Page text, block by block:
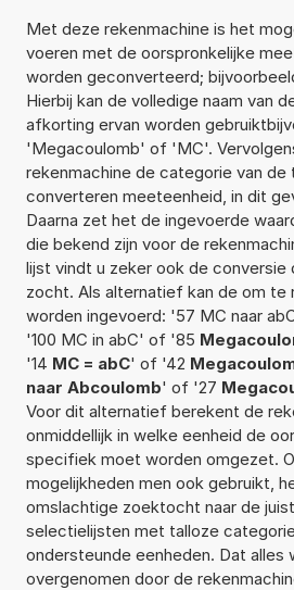
Met deze rekenmachine is het
voeren met de oorspronkelijke
worden geconverteerd;
Hierbij kan de volledige naam van
afkorting ervan worden
'Megacoulomb' of 'MC'.
rekenmachine de categorie van
converteren meeteenheid, in dit
Daarna zet het de ingevoerde
die bekend zijn voor de
lijst vindt u zeker ook de conversie
zocht. Als alternatief kan de om te
worden ingevoerd: '57 MC naar
'100 MC in abC' of '85
'14 MC = abC' of '42
naar Abcoulomb' of '27
Voor dit alternatief berekent de
onmiddellijk in welke eenheid de
specifiek moet worden omgezet.
mogelijkheden men ook gebruikt,
omslachtige zoektocht naar de
selectielijsten met talloze
ondersteunde eenheden. Dat alles
overgenomen door de